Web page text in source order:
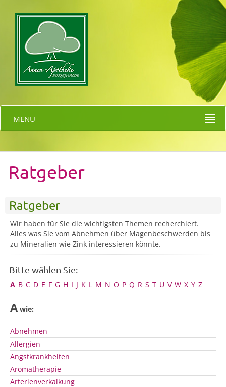
MENU
Ratgeber
Ratgeber
Wir haben für Sie die wichtigsten Themen recherchiert.
Alles was Sie vom Abnehmen über Magenbeschwerden bis
zu Mineralien wie Zink interessieren könnte.
Bitte wählen Sie:
A B C D E F G H I J K L M N O P Q R S T U V W X Y Z
A wie:
Abnehmen
Allergien
Angstkrankheiten
Aromatherapie
Arterienverkalkung